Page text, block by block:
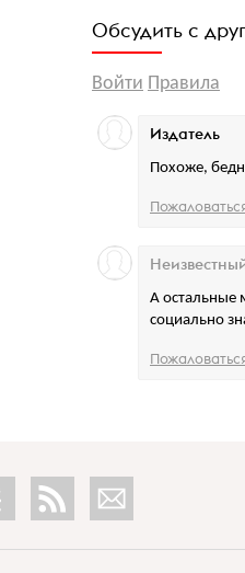
Обсудить с
Войти Правила
Похоже,
Издатель
А остальные
социально